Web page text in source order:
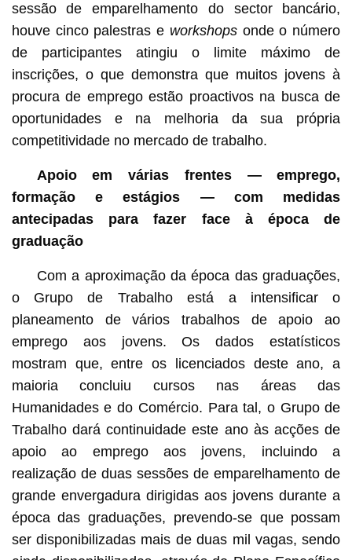
sessão de emparelhamento do sector bancário,
houve cinco palestras e workshops onde o número
de participantes atingiu o limite máximo de
inscrições, o que demonstra que muitos jovens à
procura de emprego estão proactivos na busca de
oportunidades e na melhoria da sua própria
competitividade no mercado de trabalho.
Apoio em várias frentes — emprego,
formação e estágios — com medidas
antecipadas para fazer face à época de
graduação
Com a aproximação da época das graduações,
o Grupo de Trabalho está a intensificar o
planeamento de vários trabalhos de apoio ao
emprego aos jovens. Os dados estatísticos
mostram que, entre os licenciados deste ano, a
maioria concluiu cursos nas áreas das
Humanidades e do Comércio. Para tal, o Grupo de
Trabalho dará continuidade este ano às acções de
apoio ao emprego aos jovens, incluindo a
realização de duas sessões de emparelhamento de
grande envergadura dirigidas aos jovens durante a
época das graduações, prevendo-se que possam
ser disponibilizadas mais de duas mil vagas, sendo